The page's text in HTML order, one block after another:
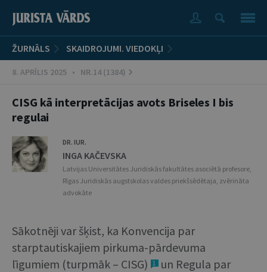
ŽURNĀLS SKAIDROJUMI. VIEDOKĻI
8. APRĪLIS 2025 • NR.14 (1384)
CISG kā interpretācijas avots Briseles I bis
regulai
DR. IUR.
INGA KAČEVSKA
Latvijas Universitātes Juridiskās fakultātes asociētā profesore,
Rīgas Juridiskās augstskolas valdes priekšsēdētaja, zvērināta
advokāte
Sākotnēji var šķist, ka Konvencija par
starptautiskajiem pirkuma-pārdevuma
līgumiem (turpmāk – CISG)
1
un Regula par